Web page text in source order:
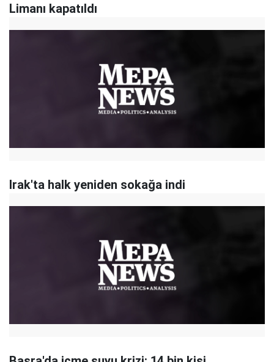
Limanı kapatıldı
Irak'ta halk yeniden sokağa indi